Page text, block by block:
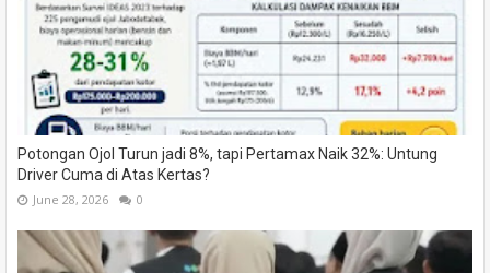
Potongan Ojol Turun jadi 8%, tapi Pertamax Naik 32%: Untung
Driver Cuma di Atas Kertas?
June 28, 2026 0